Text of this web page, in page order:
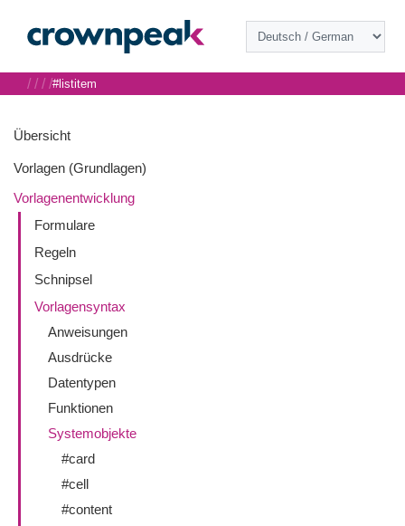
Übersicht
Vorlagen (Grundlagen)
Vorlagenentwicklung
Formulare
Regeln
Schnipsel
Vorlagensyntax
Anweisungen
Ausdrücke
Datentypen
Funktionen
Systemobjekte
#card
#cell
#content
/ / / /#listitem